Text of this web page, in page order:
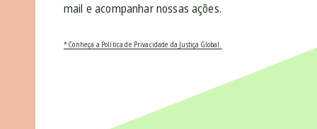
mail e acompanhar nossas ações.
* Conheça a Política de Privacidade da Justiça Global.